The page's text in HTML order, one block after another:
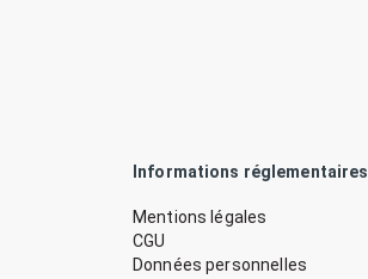
Informations réglementaires
Mentions légales
CGU
Données personnelles